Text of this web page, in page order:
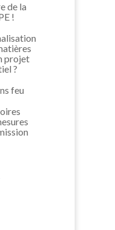
de la
!
projet
?
feu